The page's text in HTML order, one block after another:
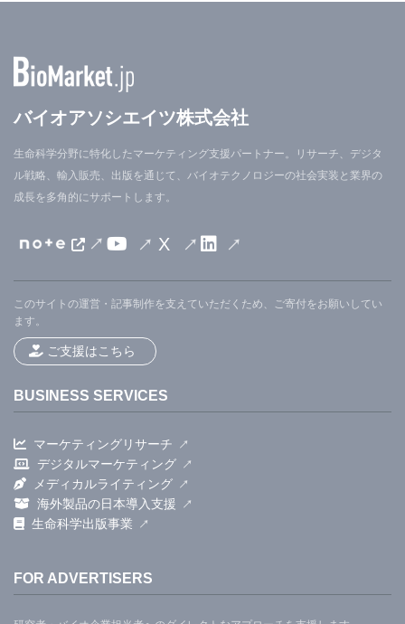
バイオアソシエイツ株式会社
生命科学分野に特化したマーケティング支援パートナー。リサーチ、デジタ
ル戦略、輸入販売、出版を通じて、バイオテクノロジーの社会実装と業界の
成長を多角的にサポートします。
X
このサイトの運営・記事制作を支えていただくため、ご寄付をお願いしてい
ます。
ご支援はこちら
BUSINESS SERVICES
マーケティングリサーチ
デジタルマーケティング
メディカルライティング
海外製品の日本導入支援
生命科学出版事業
FOR ADVERTISERS